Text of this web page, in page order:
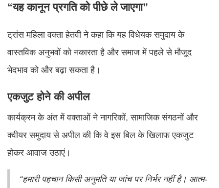
“यह कानून प्रगति को पीछे ले जाएगा”
ट्रांस महिला वक्ता हेतवी ने कहा कि यह विधेयक समुदाय के
वास्तविक अनुभवों को नकारता है और समाज में पहले से मौजूद
भेदभाव को और बढ़ा सकता है।
एकजुट होने की अपील
कार्यक्रम के अंत में वक्ताओं ने नागरिकों, सामाजिक संगठनों और
क्वीयर समुदाय से अपील की कि वे इस बिल के खिलाफ एकजुट
होकर आवाज उठाएं।
“हमारी पहचान किसी अनुमति या जांच पर निर्भर नहीं है। आत्म-